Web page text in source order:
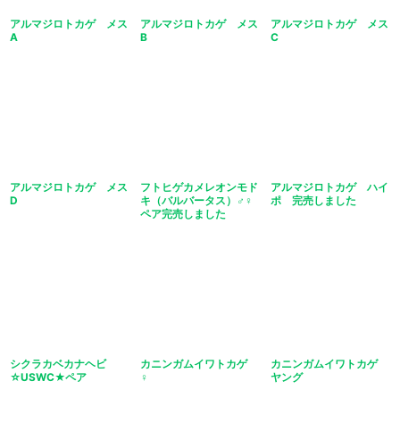
アルマジロトカゲ メス
A
アルマジロトカゲ メス
B
アルマジロトカゲ メス
C
アルマジロトカゲ メス
D
フトヒゲカメレオンモド
キ（バルバータス）♂♀
ペア完売しました
アルマジロトカゲ ハイ
ポ 完売しました
シクラカベカナヘビ
☆USWC★ペア
カニンガムイワトカゲ
♀
カニンガムイワトカゲ
ヤング